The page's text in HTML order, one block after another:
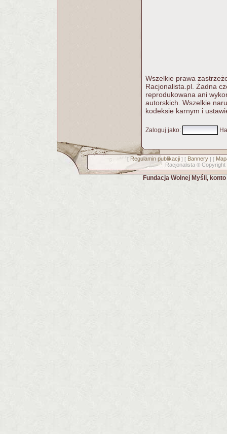
Wszelkie prawa
Racjonalista.pl. Żadna
reprodukowana ani
autorskich. Wszelkie
kodeksie karnym i
Zaloguj jako:
[ Regulamin publikacji] [ Bannery] [
Racjonalista © Copyright
Fundacja Wolnej Myśli,